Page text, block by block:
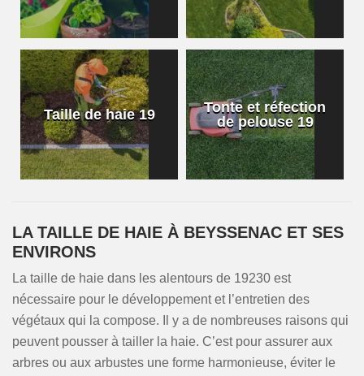
Taille de haie 19
Tonte et réfection
de pelouse 19
LA TAILLE DE HAIE À BEYSSENAC ET SES
ENVIRONS
La taille de haie dans les alentours de 19230 est
nécessaire pour le développement et l’entretien des
végétaux qui la compose. Il y a de nombreuses raisons qui
peuvent pousser à tailler la haie. C’est pour assurer aux
arbres ou aux arbustes une forme harmonieuse, éviter le